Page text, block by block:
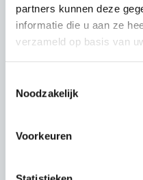
partners kunnen deze
informatie die u aan ze
verzameld op basis van
Noodzakelijk
Voorkeuren
Aangepast toilet
Over deze
Geen nood, in het